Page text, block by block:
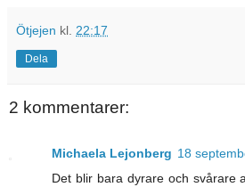
Ötjejen kl. 22:17
Dela
2 kommentarer:
Michaela Lejonberg 18
Det blir bara dyrare och svårare